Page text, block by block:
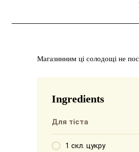
Магазинним ці солодощі не
Ingredients
Для тіста
1 скл. цукру